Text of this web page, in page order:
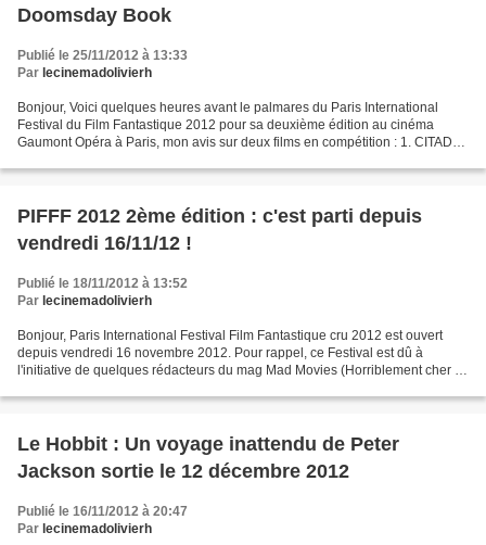
Doomsday Book
Publié le 25/11/2012 à 13:33
Par lecinemadolivierh
Bonjour, Voici quelques heures avant le palmares du Paris International
Festival du Film Fantastique 2012 pour sa deuxième édition au cinéma
Gaumont Opéra à Paris, mon avis sur deux films en compétition : 1. CITADEL
PIFFF 2012 2ème édition : c'est parti depuis
vendredi 16/11/12 !
Publié le 18/11/2012 à 13:52
Par lecinemadolivierh
Bonjour, Paris International Festival Film Fantastique cru 2012 est ouvert
depuis vendredi 16 novembre 2012. Pour rappel, ce Festival est dû à
l'initiative de quelques rédacteurs du mag Mad Movies (Horriblement cher !).
Le Hobbit : Un voyage inattendu de Peter
Jackson sortie le 12 décembre 2012
Publié le 16/11/2012 à 20:47
Par lecinemadolivierh